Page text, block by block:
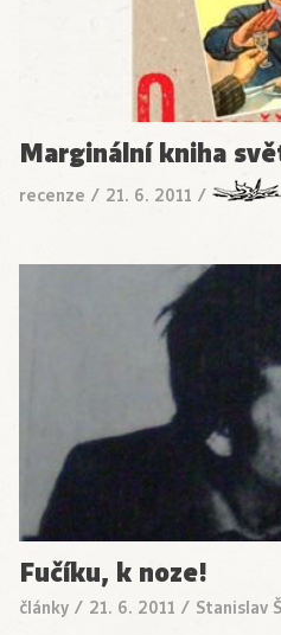
Marginální kniha
recenze / 21. 6. 2011 /
Fučíku, k noze!
články / 21. 6. 2011 / Stanislav